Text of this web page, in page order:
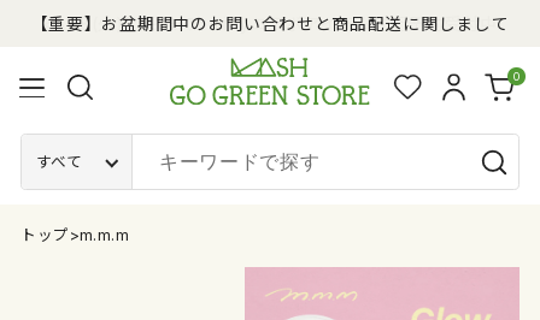
<8/18(火)9:59まで>miffyコラボアイテム先行予約受付中
【重要】お盆期間中のお問い合わせと商品配送に関しまして
<8/18(火)9:59まで>miffyコラボアイテム先行予約受付中
【重要】お盆期間中のお問い合わせと商品配送に関しまして
0
すべて
トップ >m.m.m